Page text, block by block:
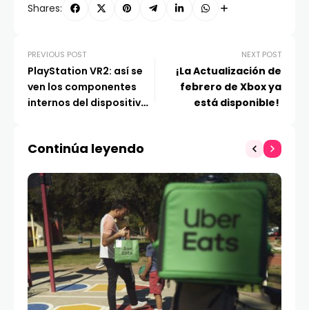
Shares:
PREVIOUS POST
PlayStation VR2: así se
ven los componentes
internos del dispositivo
NEXT POST
¡La Actualización de
febrero de Xbox ya
está disponible!
Continúa leyendo